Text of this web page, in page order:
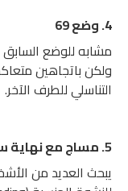
4. وضع 69
مشابه للوضع
ولكن باتجاهين
التناسلي للطرف الآخر.
5. مساج مع نهاية سعيدة
يبحث العديد من